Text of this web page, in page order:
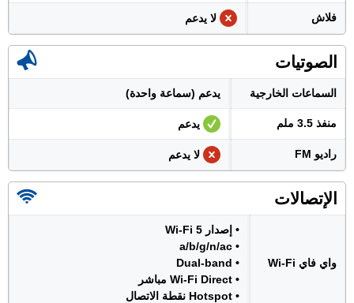
فلاش لا يدعم
الصوتيات
السماعات الخارجية يدعم (سماعة واحدة)
منفذ 3.5 ملم يدعم
راديو FM لا يدعم
الإتصالات
واي فاي Wi-Fi
• إصدار Wi-Fi 5
• a/b/g/n/ac
• Dual-band
• Wi-Fi Direct مباشر
• Hotspot نقطة الاتصال